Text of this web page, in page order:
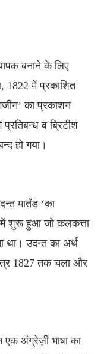
बनाने के लिए
1822 में प्रकाशित
का प्रकाशन
प्रतिबन्ध व ब्रिटीश
हो गया।
मार्तंड ‘का
शुरू हुआ जो कलकत्ता
उदन्त का अर्थ
पत्र 1827 तक चला और
एक अंग्रेज़ी भाषा का